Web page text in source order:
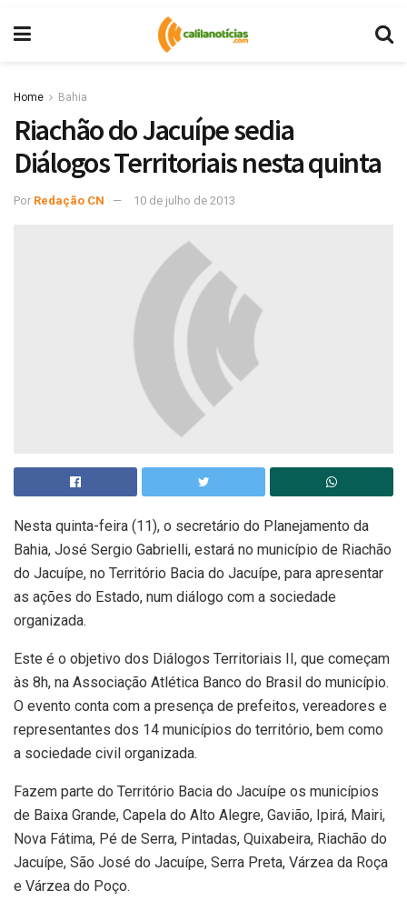
Home Bahia
Riachão do Jacuípe sedia
Diálogos Territoriais nesta quinta
Por Redação CN 10 de julho de 2013
Nesta quinta-feira (11), o secretário do Planejamento da
Bahia, José Sergio Gabrielli, estará no município de Riachão
do Jacuípe, no Território Bacia do Jacuípe, para apresentar
as ações do Estado, num diálogo com a sociedade
organizada.
Este é o objetivo dos Diálogos Territoriais II, que começam
às 8h, na Associação Atlética Banco do Brasil do município.
O evento conta com a presença de prefeitos, vereadores e
representantes dos 14 municípios do território, bem como
a sociedade civil organizada.
Fazem parte do Território Bacia do Jacuípe os municípios
de Baixa Grande, Capela do Alto Alegre, Gavião, Ipirá, Mairi,
Nova Fátima, Pé de Serra, Pintadas, Quixabeira, Riachão do
Jacuípe, São José do Jacuípe, Serra Preta, Várzea da Roça
e Várzea do Poço.